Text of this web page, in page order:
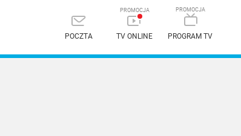
POCZTA TV ONLINE PROGRAM TV